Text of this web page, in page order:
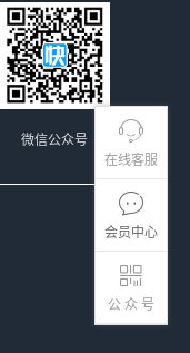
在线客服
会员中心
公 众 号
微信公众号